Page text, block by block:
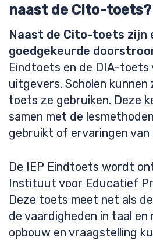
naast de Cito-toets?
Naast de Cito-toets zijn
goedgekeurde
Eindtoets en de DIA-toets
uitgevers. Scholen kunnen
toets ze gebruiken. Deze
samen met de
gebruikt of ervaringen van
De IEP Eindtoets wordt
Instituut voor Educatief
Deze toets meet net als
de vaardigheden in taal en
opbouw en vraagstelling